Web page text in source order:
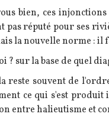
bien, ces
pas réputé pour ses
la nouvelle norme : il
? sur la base de quel
reste souvent de
ce qui s'est
entre halieutisme et